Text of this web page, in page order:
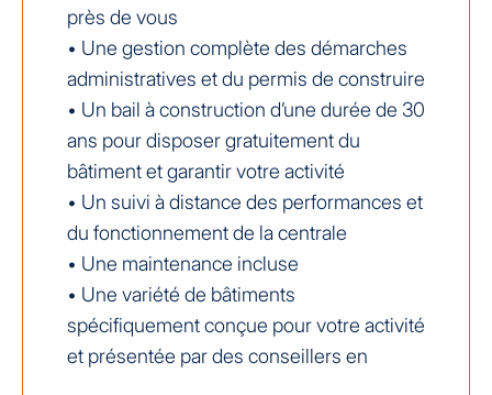
près de vous
• Une gestion complète des démarches
administratives et du permis de construire
• Un bail à construction d’une durée de 30
ans pour disposer gratuitement du
bâtiment et garantir votre activité
• Un suivi à distance des performances et
du fonctionnement de la centrale
• Une maintenance incluse
• Une variété de bâtiments
spécifiquement conçue pour votre activité
et présentée par des conseillers en